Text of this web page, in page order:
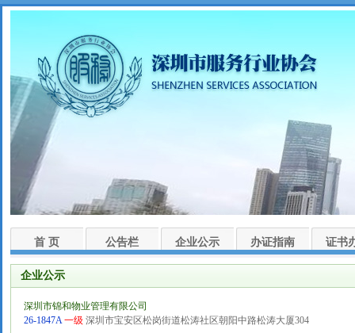
首 页 公告栏 企业公示 办证指南 证书
企业公示
深圳市锦和物业管理有限公司
26-1847A 一级 深圳市宝安区松岗街道松涛社区朝阳中路松涛大厦304